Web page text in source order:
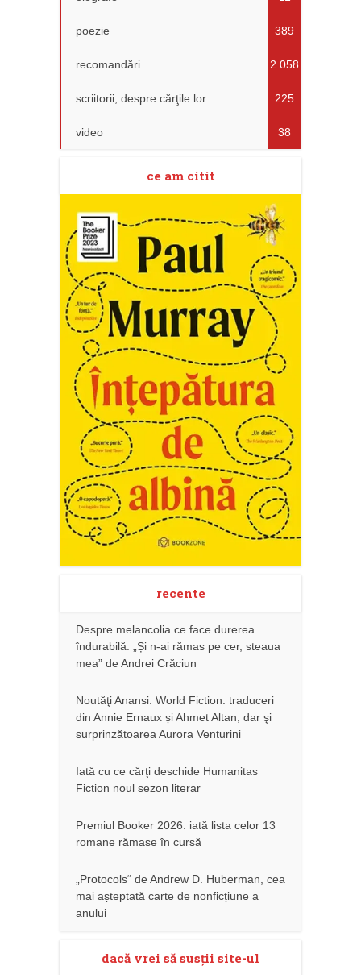
poezie 389
recomandări 2.058
scriitorii, despre cărţile lor 225
video 38
ce am citit
recente
Despre melancolia ce face durerea
îndurabilă: „Și n-ai rămas pe cer, steaua
mea” de Andrei Crăciun
Noutăţi Anansi. World Fiction: traduceri
din Annie Ernaux și Ahmet Altan, dar şi
surprinzătoarea Aurora Venturini
Iată cu ce cărţi deschide Humanitas
Fiction noul sezon literar
Premiul Booker 2026: iată lista celor 13
romane rămase în cursă
„Protocols“ de Andrew D. Huberman, cea
mai așteptată carte de nonficțiune a
anului
dacă vrei să susţii site-ul